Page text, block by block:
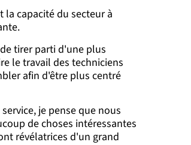
capacité du secteur à
tirer parti d'une plus
le travail des techniciens
afin d'être plus centré
je pense que nous
de choses intéressantes
révélatrices d'un grand